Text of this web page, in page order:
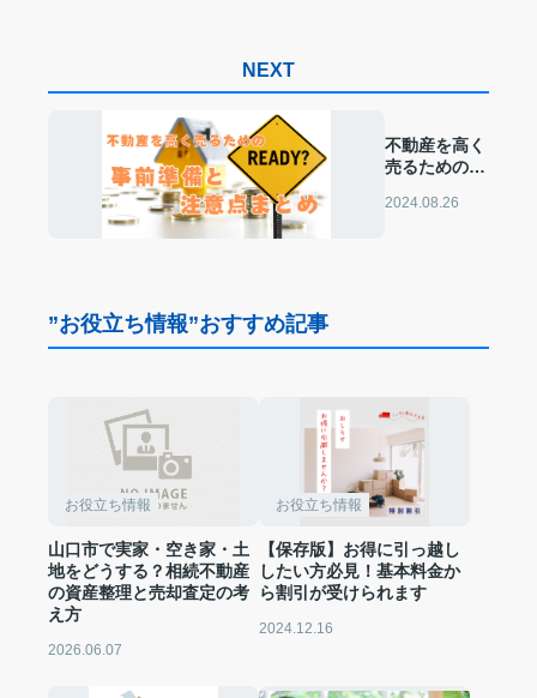
NEXT
不動産を高く
売るための事
点まとめ
2024.08.26
”お役立ち情報”おすすめ記事
お役立ち情報
山口市で実家・空き家・土
地をどうする？相続不動産
の資産整理と売却査定の考
え方
2026.06.07
お役立ち情報
【保存版】お得に引っ越し
したい方必見！基本料金か
ら割引が受けられます
2024.12.16